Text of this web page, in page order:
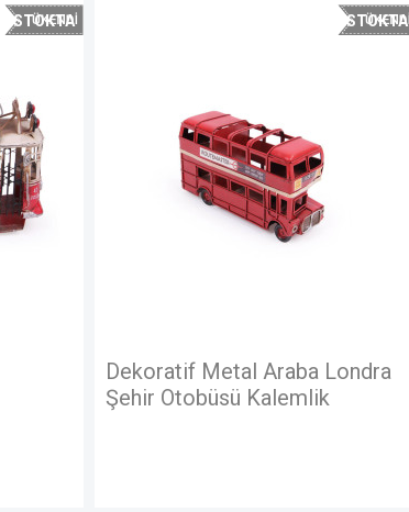
STOKTA
STOKTA
Dekoratif Metal Araba Londra
Şehir Otobüsü Kalemlik